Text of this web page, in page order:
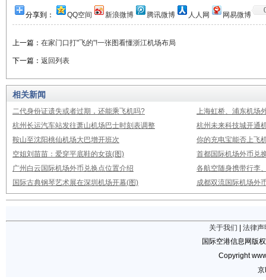
分享到： QQ空间 新浪微博 腾讯微博 人人网 网易微博
上一篇： 在家门口打"飞的"!一张图看懂浙江机场布局
下一篇： 返回列表
相关新闻
二代身份证遗失或者过期，还能乘飞机吗?
上海虹桥、浦东机场
杭州长运汽车站发往萧山机场巴士时刻表调整
杭州未来科技城开通
鞍山至沈阳桃仙机场大巴增开班次
你的充电宝能否上飞
空姐刘苗苗：爱穿平底鞋的女孩(图)
首都国际机场外币兑
广州白云国际机场外币兑换点位置介绍
各航空随身携带行李
国际古典钢琴艺术展在深圳机场开幕(图)
成都双流国际机场外
关于我们
法律声
国际空港信息网版
Copyright